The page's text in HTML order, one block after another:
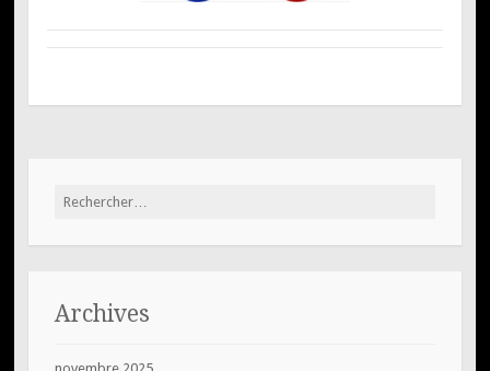
Rechercher :
Archives